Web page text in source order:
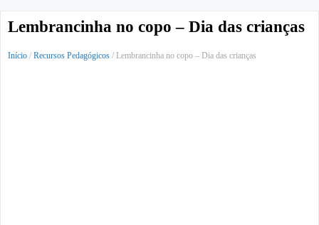
Lembrancinha no copo – Dia das crianças
Início / Recursos Pedagógicos / Lembrancinha no copo – Dia das crianças